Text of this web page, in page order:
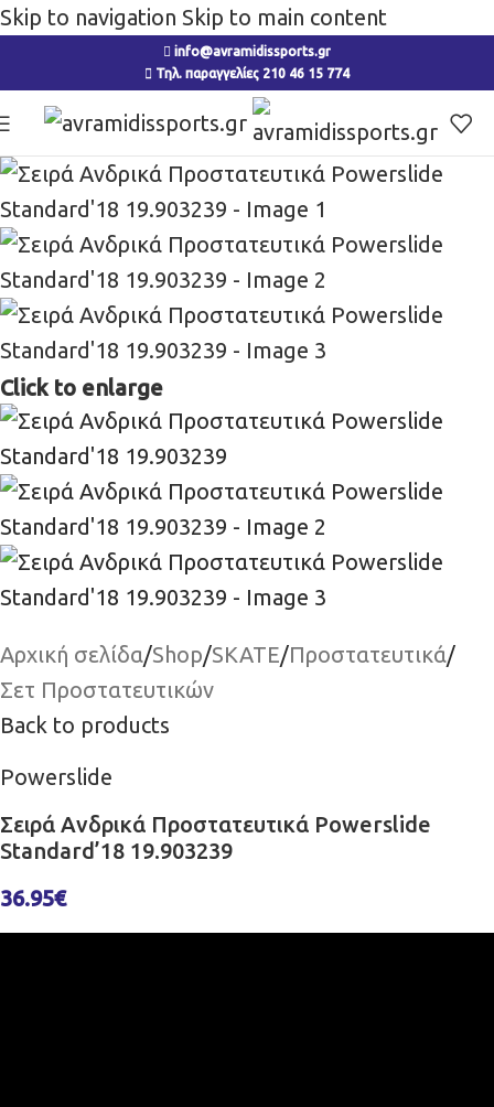
Skip to navigation Skip to main content
info@avramidissports.gr
Τηλ. παραγγελίες 210 46 15 774
Click to enlarge
Αρχική σελίδα/Shop/SKATE/Προστατευτικά/
Σετ Προστατευτικών
Back to products
Powerslide
Σειρά Ανδρικά Προστατευτικά Powerslide
Standard’18 19.903239
36.95€